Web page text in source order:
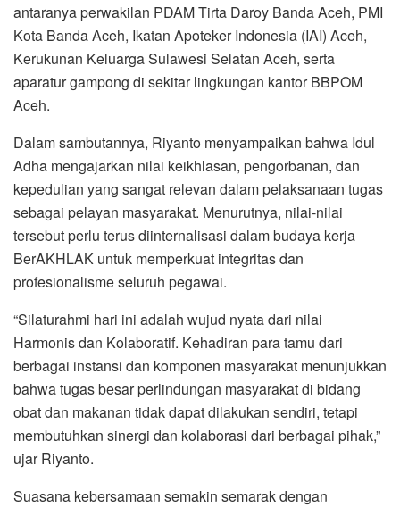
antaranya perwakilan PDAM Tirta Daroy Banda Aceh, PMI
Kota Banda Aceh, Ikatan Apoteker Indonesia (IAI) Aceh,
Kerukunan Keluarga Sulawesi Selatan Aceh, serta
aparatur gampong di sekitar lingkungan kantor BBPOM
Aceh.
Dalam sambutannya, Riyanto menyampaikan bahwa Idul
Adha mengajarkan nilai keikhlasan, pengorbanan, dan
kepedulian yang sangat relevan dalam pelaksanaan tugas
sebagai pelayan masyarakat. Menurutnya, nilai-nilai
tersebut perlu terus diinternalisasi dalam budaya kerja
BerAKHLAK untuk memperkuat integritas dan
profesionalisme seluruh pegawai.
“Silaturahmi hari ini adalah wujud nyata dari nilai
Harmonis dan Kolaboratif. Kehadiran para tamu dari
berbagai instansi dan komponen masyarakat menunjukkan
bahwa tugas besar perlindungan masyarakat di bidang
obat dan makanan tidak dapat dilakukan sendiri, tetapi
membutuhkan sinergi dan kolaborasi dari berbagai pihak,”
ujar Riyanto.
Suasana kebersamaan semakin semarak dengan